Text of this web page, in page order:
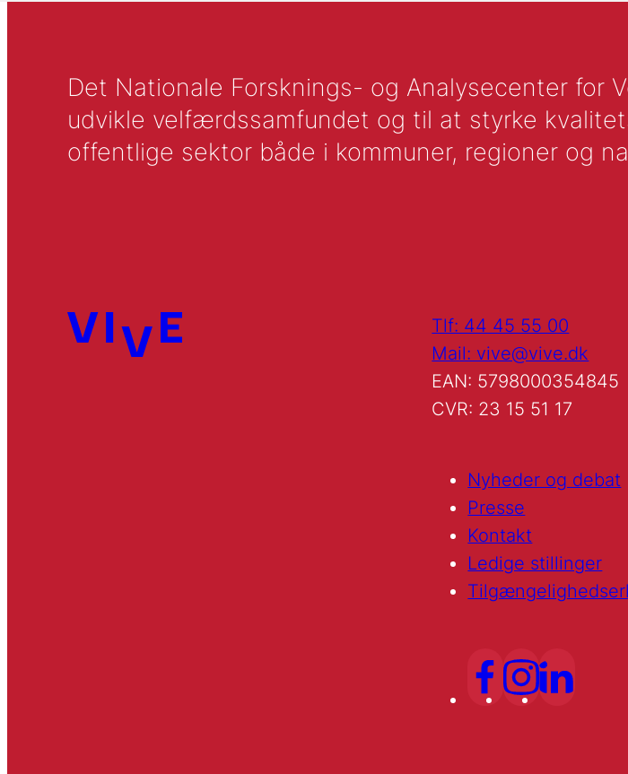
Det Nationale Forsknings- og Analysecenter for
udvikle velfærdssamfundet og til at styrke
offentlige sektor både i kommuner, regioner og
Tlf: 44 45 55 00
Mail: vive@vive.dk
EAN: 5798000354845
CVR: 23 15 51 17
Nyheder og debat
Presse
Kontakt
Ledige stillinger